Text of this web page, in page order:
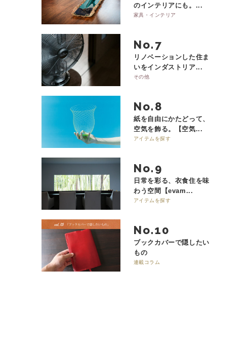
のインテリアにも。...
家具・インテリア
No.
リノベーションした住ま
いをインダストリア...
その他
No.
紙を自由にかたどって、
空気を飾る。【空気...
アイテムを探す
No.
日常を彩る、衣食住を味
わう空間【evam...
アイテムを探す
No.
ブックカバーで隠したい
もの
連載コラム